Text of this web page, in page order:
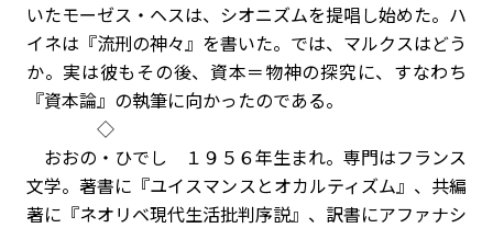
いたモーゼス・ヘスは、シオニズムを提唱し始めた。ハ
イネは『流刑の神々』を書いた。では、マルクスはどう
か。実は彼もその後、資本＝物神の探究に、すなわち
『資本論』の執筆に向かったのである。
◇
おおの・ひでし １９５６年生まれ。専門はフランス
文学。著書に『ユイスマンスとオカルティズム』、共編
著に『ネオリベ現代生活批判序説』、訳書にアファナシ